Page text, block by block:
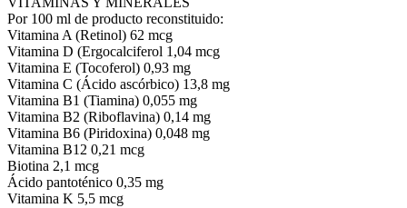
Por 100 ml de producto reconstituido:
Vitamina A (Retinol) 62 mcg
Vitamina D (Ergocalciferol 1,04 mcg
Vitamina E (Tocoferol) 0,93 mg
Vitamina C (Ácido ascórbico) 13,8 mg
Vitamina B1 (Tiamina) 0,055 mg
Vitamina B2 (Riboflavina) 0,14 mg
Vitamina B6 (Piridoxina) 0,048 mg
Vitamina B12 0,21 mcg
Biotina 2,1 mcg
Ácido pantoténico 0,35 mg
Vitamina K 5,5 mcg